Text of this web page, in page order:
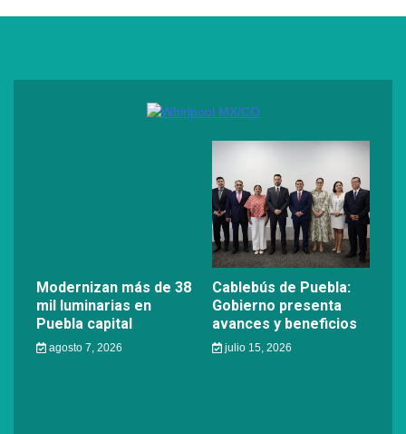
Modernizan más de 38
mil luminarias en
Puebla capital
agosto 7, 2026
Cablebús de Puebla:
Gobierno presenta
avances y beneficios
julio 15, 2026